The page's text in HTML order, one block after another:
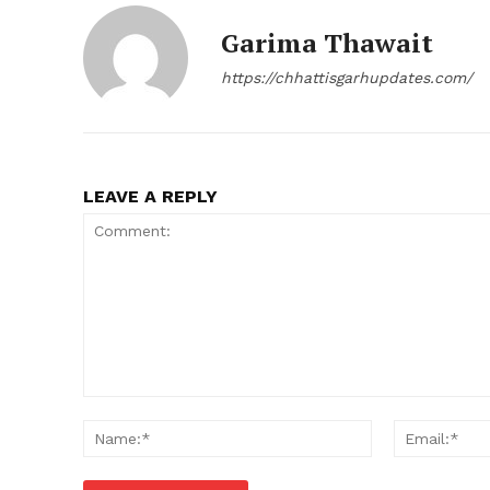
Garima Thawait
https://chhattisgarhupdates.com/
LEAVE A REPLY
Name:*